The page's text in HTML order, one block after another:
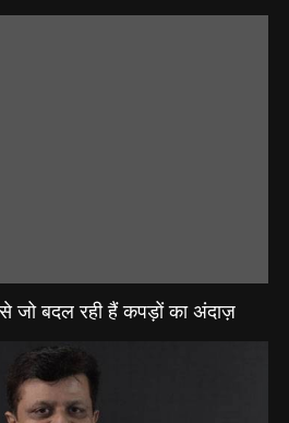
से जो बदल रही हैं कपड़ों का अंदाज़